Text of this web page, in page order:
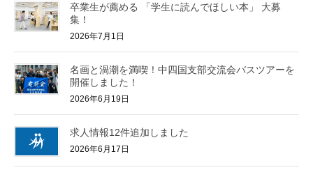
卒業生が薦める 「学生に読んでほしい本」 大募
集！
2026年7月1日
名画と渦潮を満喫！中四国支部交流会バスツアーを
開催しました！
2026年6月19日
求人情報12件追加しました
2026年6月17日